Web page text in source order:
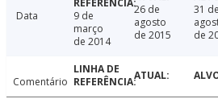
Data
9 de
março
de 2014
26 de
agosto
de 2015
31 de
de
Comentário